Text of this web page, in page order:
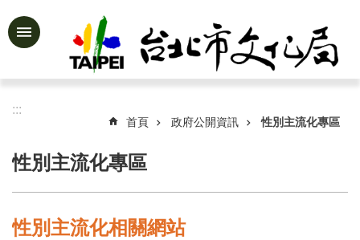
跳到主要內容區塊
進
告
訊
:::
首頁 政府公開資訊 性別主流化專區
性別主流化專區
性別主流化相關網站